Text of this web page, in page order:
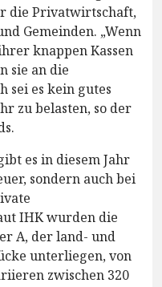
die Privatwirtschaft,
Gemeinden. „Wenn
knappen Kassen
sie an die
sei es kein gutes
zu belasten, so der
es in diesem Jahr
sondern auch bei
IHK wurden die
A, der land- und
unterliegen, von
zwischen 320